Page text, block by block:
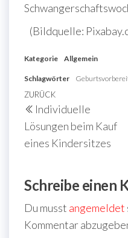
(Bildquelle:
Kategorie Allgemein
Schlagwörter
Vorheriger
Beitrag
ZURÜCK
Individuelle
Lösungen beim Kauf
eines Kindersitzes
Schreibe einen
Du musst angemeldet
Kommentar